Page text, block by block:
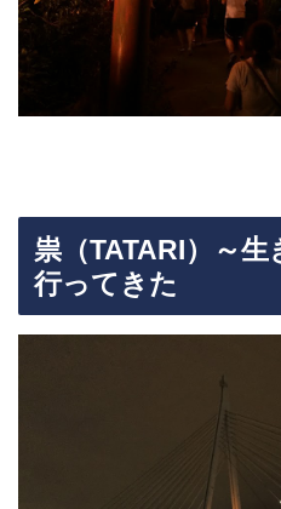
祟（TATARI）～
行ってきた